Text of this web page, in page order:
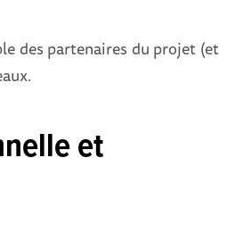
des partenaires du projet (et
et